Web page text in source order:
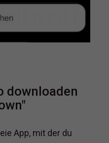
downloaden
App, mit der du